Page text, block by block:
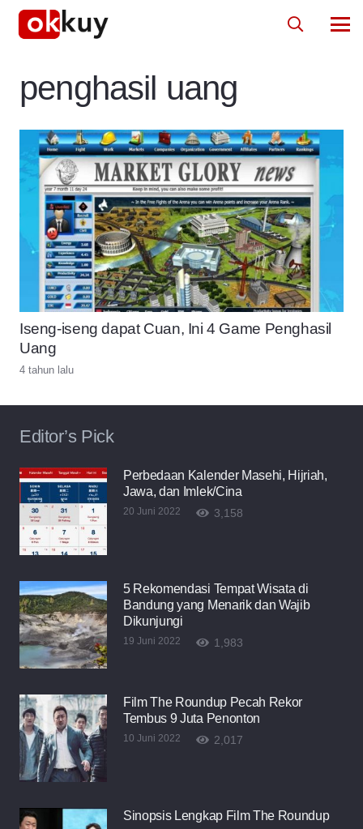
penghasil uang
Iseng-iseng dapat Cuan, Ini 4 Game Penghasil
Uang
4 tahun lalu
Editor’s Pick
Perbedaan Kalender Masehi, Hijriah,
Jawa, dan Imlek/Cina
20 Juni 2022 3,158
5 Rekomendasi Tempat Wisata di
Bandung yang Menarik dan Wajib
Dikunjungi
19 Juni 2022 1,983
Film The Roundup Pecah Rekor
Tembus 9 Juta Penonton
10 Juni 2022 2,017
Sinopsis Lengkap Film The Roundup